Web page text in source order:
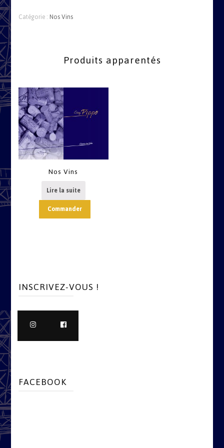
Catégorie : Nos Vins
Produits apparentés
Nos Vins
Lire la suite
Commander
INSCRIVEZ-VOUS !
FACEBOOK